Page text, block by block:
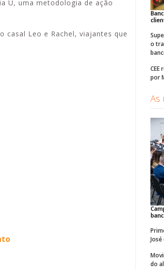
U, uma metodologia de ação
casal Leo e Rachel, viajantes que
o
por
As
do